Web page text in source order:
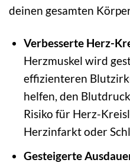
deinen gesamten
Verbesserte Herz-
Herzmuskel wird
effizienteren
helfen, den
Risiko für Herz-
Herzinfarkt oder
Gesteigerte